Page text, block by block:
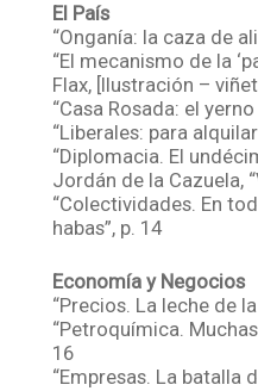
El País
“Onganía: la caza de
“El mecanismo de la
Flax, [Ilustración –
“Casa Rosada: el
“Liberales: para
“Diplomacia. El
Jordán de la Cazuela,
“Colectividades. En
habas”, p. 14
Economía y Negocios
“Precios. La leche de
“Petroquímica.
16
“Empresas. La batalla